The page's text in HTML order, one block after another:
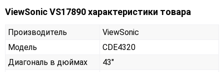
ViewSonic VS17890 характеристики товара
Производитель
ViewSonic
Модель
CDE4320
Диагональ в дюймах
43"